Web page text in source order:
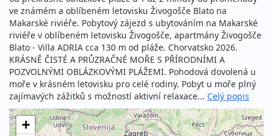
ve známém a oblíbeném letovisku Živogošče Blato na
Makarské riviéře. Pobytový zájezd s ubytováním na Makarské
riviéře v oblíbeném letovisku Živogošče, apartmány Živogošče
Blato - Villa ADRIA cca 130 m od pláže. Chorvatsko 2026.
KRÁSNĚ ČISTÉ A PRŮZRAČNÉ MOŘE S PŘÍRODNÍMI A
POZVOLNÝMI OBLÁZKOVÝMI PLÁŽEMI. Pohodová dovolená u
moře v krásném letovisku pro celé rodiny. Pobyt u moře plný
zajímavých zážitků s možností aktivní relaxace... Celý popis
+